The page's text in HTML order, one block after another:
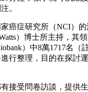
。
癌症研究所（NCI）
）博士所主持，其
）中8萬1717名（
行整理，目的在探討
接受問卷訪談，提供